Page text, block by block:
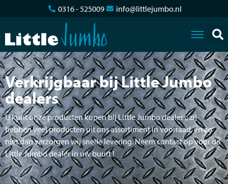
0316 - 525009 info@littlejumbo.nl
Verkrijgbaar bij Little Jumbo
dealers
U kunt onze producten kopen bij Little Jumbo dealers; zij
hebben veel producten uit ons assortiment in voorraad, en zo
niet dan verzorgen wij snelle levering. Neem contact op voor de
Little Jumbo dealer in uw buurt !